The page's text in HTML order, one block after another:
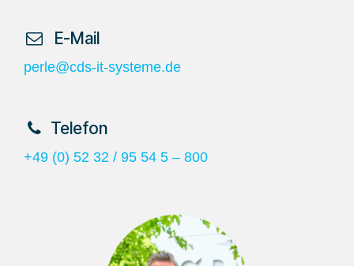
​ E-Mail
perle@cds-it-systeme.de
​Telefon
+49 (0) 52 32 / 95 54 5 – 800